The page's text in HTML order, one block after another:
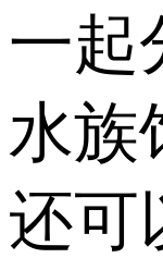
一起
水族
还可